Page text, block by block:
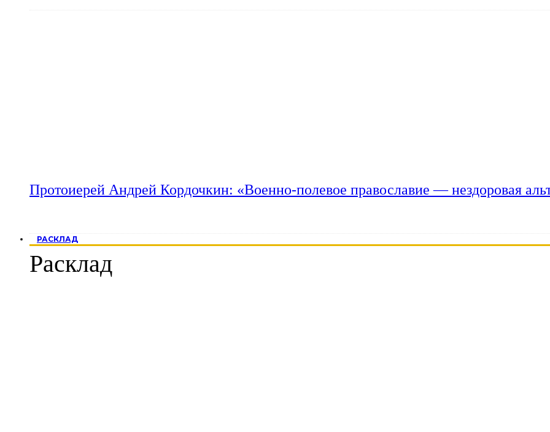
Протоиерей Андрей Кордочкин: «Военно-полевое православие — нездоровая
РАСКЛАД
Расклад